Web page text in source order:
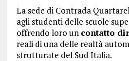
La sede di Contrada
agli studenti delle scuole
offrendo loro un contatto
reali di una delle realtà
strutturate del Sud Italia.